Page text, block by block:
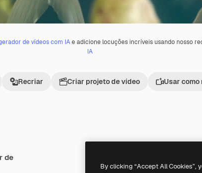
de vídeos com IAe adicione locuções incríveis usando nosso
IA
Recriar Criar projeto de vídeo Usar
de
By clicking “Accept All Cookies”,